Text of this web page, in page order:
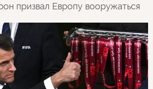
призвал Европу вооружаться